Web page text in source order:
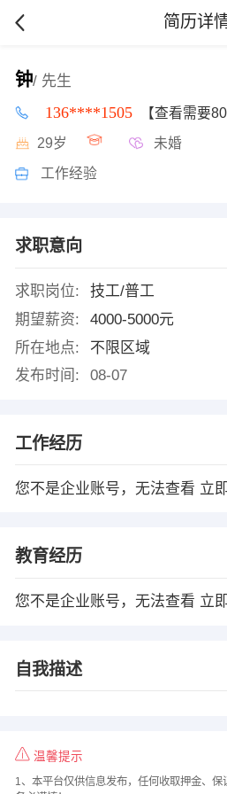
简历详
钟/ 先生
136****1505 【查看需要
29岁 未婚
工作经验
求职意向
求职岗位:
技工/普工
期望薪资:
4000-5000元
所在地点:
不限区域
发布时间:
08-07
工作经历
您不是企业账号，无法查看 立
教育经历
您不是企业账号，无法查看 立
自我描述
温馨提示
1、本平台仅供信息发布，任何收取押金、